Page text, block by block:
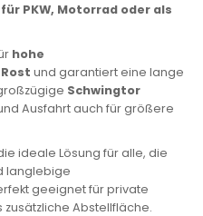
PKW, Motorrad oder als
hohe
und garantiert eine lange
Schwingtor
Ausfahrt auch für größere
ideale Lösung für alle, die
langlebige
geeignet für private
zusätzliche Abstellfläche.